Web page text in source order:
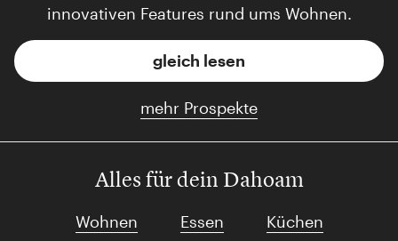
innovativen Features rund ums Wohnen.
gleich lesen
mehr Prospekte
Alles für dein Dahoam
Wohnen Essen Küchen